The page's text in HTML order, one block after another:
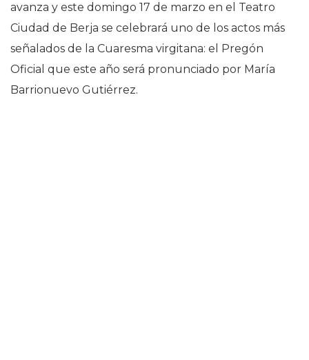
avanza y este domingo 17 de marzo en el Teatro
Ciudad de Berja se celebrará uno de los actos más
señalados de la Cuaresma virgitana: el Pregón
Oficial que este año será pronunciado por María
Barrionuevo Gutiérrez.